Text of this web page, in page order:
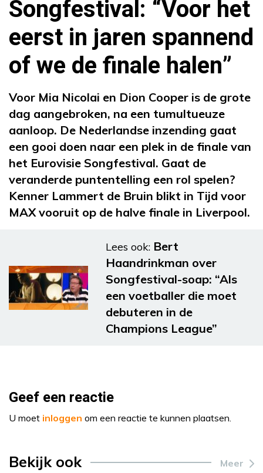
Songfestival: “Voor het
eerst in jaren spannend
of we de finale halen”
Voor Mia Nicolai en Dion Cooper is de grote
dag aangebroken, na een tumultueuze
aanloop. De Nederlandse inzending gaat
een gooi doen naar een plek in de finale van
het Eurovisie Songfestival. Gaat de
veranderde puntentelling een rol spelen?
Kenner Lammert de Bruin blikt in Tijd voor
MAX vooruit op de halve finale in Liverpool.
Lees ook: Bert
Haandrinkman over
Songfestival-soap: “Als
een voetballer die moet
debuteren in de
Champions League”
Geef een reactie
U moet inloggen om een reactie te kunnen plaatsen.
Bekijk ook Meer